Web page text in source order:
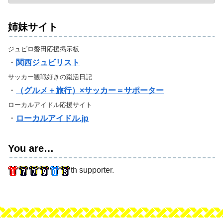
姉妹サイト
ジュビロ磐田応援掲示板
・ 関西ジュビリスト
サッカー観戦好きの蹴活日記
・ （グルメ＋旅行）×サッカー＝サポーター
ローカルアイドル応援サイト
・ ローカルアイドル.jp
You are…
th supporter.